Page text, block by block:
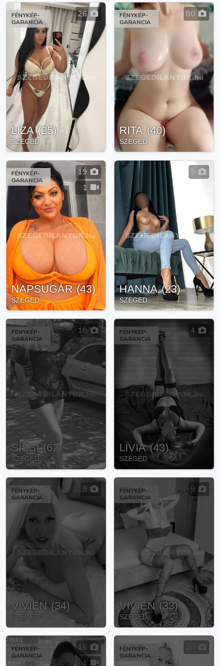
FÉNYKÉP-
GARANCIA
26
LIZA (25)
SZEGED
FÉNYKÉP-
GARANCIA
80
RITA (40)
SZEGED
FÉNYKÉP-
GARANCIA
19
1
NAPSUGÁR (43)
SZEGED
5
HANNA (23)
SZEGED
FÉNYKÉP-
GARANCIA
18
SISSI (62)
SZEGED
FÉNYKÉP-
GARANCIA
4
LÍVIA (43)
SZEGED
FÉNYKÉP-
GARANCIA
9
VIVIEN (34)
SZEGED
FÉNYKÉP-
GARANCIA
9
VIVIEN (33)
SZEGED
FÉNYKÉP-
GARANCIA
16
1
FÉNYKÉP-
GARANCIA